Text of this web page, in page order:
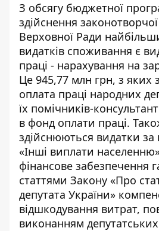
З обсягу бюджетної
здійснення законотворчої
Верховної Ради
видатків споживання є
праці - нарахування на
Це 945,77 млн грн, з яких
оплата праці народних
їх помічників-
в фонд оплати праці.
здійснюються видатки
«Інші виплати
фінансове забезпечення
статтями Закону «Про
депутата України»
відшкодування витрат,
виконанням